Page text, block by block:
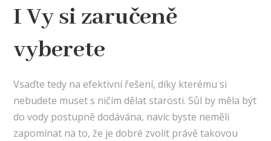
I Vy si zaručeně
vyberete
Vsaďte tedy na efektivní řešení, díky kterému si
nebudete muset s ničím dělat starosti. Sůl by měla být
do vody postupně dodávána, navíc byste neměli
zapomínat na to, že je dobré zvolit právě takovou